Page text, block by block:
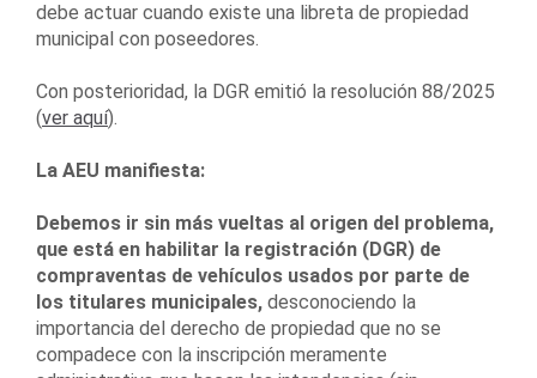
debe actuar cuando existe una libreta de propiedad
municipal con poseedores.
Con posterioridad, la DGR emitió la resolución 88/2025
(ver aquí).
La AEU manifiesta:
Debemos ir sin más vueltas al origen del problema,
que está en habilitar la registración (DGR) de
compraventas de vehículos usados por parte de
los titulares municipales, desconociendo la
importancia del derecho de propiedad que no se
compadece con la inscripción meramente